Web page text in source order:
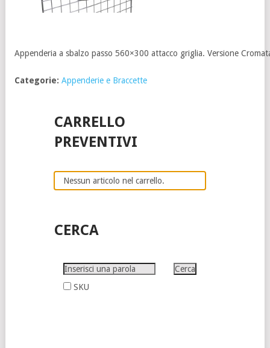
Appenderia a sbalzo passo 560×300 attacco griglia. Versione
Categorie: Appenderie e Braccette
CARRELLO
PREVENTIVI
Nessun articolo nel carrello.
CERCA
SKU